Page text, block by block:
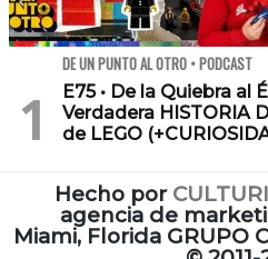
DE UN PUNTO AL OTRO • PODCAST
E75 • De la Quiebra al
Verdadera HISTORIA
de LEGO
Hecho por
agencia de
Miami, Florida GRUPO